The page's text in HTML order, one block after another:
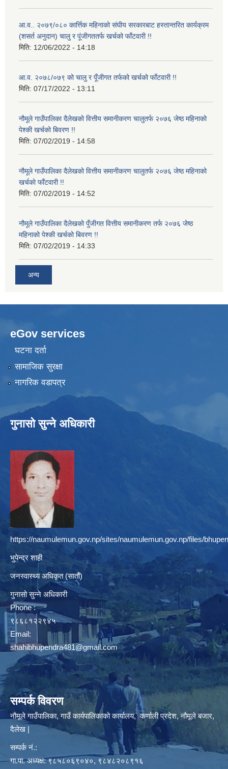
आ.व.. २०७९/०८० कार्त्तिक महिनाको संघीय सरकारबाट हस्तान्तरित कार्यक्रम
(शसर्त अनुदान) चालु र पूंजीगततर्फ खर्चको फाँटवारी !!
मिति: 12/06/2022 - 14:18
आ.व. २०७८/०७९ को चालु र पूँजीगत तर्फको खर्चको फाँटवारी !!
मिति: 07/17/2022 - 13:11
नौमूले गाउँपालिका दैलेखको वित्तीय समानीकरण चालुतर्फ २०७६ जेष्ठ महिनाको
पेश्की खर्चको बिवरण !!
मिति: 07/02/2019 - 14:58
नौमूले गाउँपालिका दैलेखको वित्तीय समानीकरण चालुतर्फ २०७६ जेष्ठ महिनाको
खर्चको फाँटवारी !!
मिति: 07/02/2019 - 14:52
नौमूले गाउँपालिका दैलेखको पुँजीगत वित्तीय समानीकरण तर्फ २०७६ जेष्ठ
महिनाको पेश्की खर्चको बिवरण !!
मिति: 07/02/2019 - 14:33
अन्य
eGov services
घटना दर्ता
सामाजिक सुरक्षा
नागरिक वडापत्र
गुनासो सुन्ने अधिकारी
https://naumulemun.gov.np/sites/naumulemun.gov.np/files/
भुपेन्द्र शाही
जनस्वास्थ्य अधिकृत (सातौं)
गुनासो सुन्ने अधिकारी
Phone :
९८६८१२२९४५
Email:
shahibhupendra481@gmail.com
सम्पर्क विवरण
नौमूले गाउँपालिका, गाउँ कार्यपालिकाको कार्यालय, कर्णाली प्रदेश, नौमूले बजार,
दैलेख |
सम्पर्क नं.:
गा.पा. अध्यक्ष: ९८५८०६९०४०, ९८४८२०८९१६